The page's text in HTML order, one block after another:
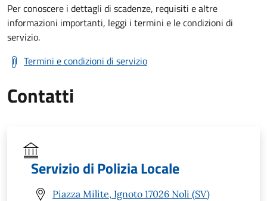
Per conoscere i dettagli di scadenze, requisiti e altre
informazioni importanti, leggi i termini e le condizioni di
servizio.
Termini e condizioni di servizio
Contatti
Servizio di Polizia Locale
Piazza Milite, Ignoto 17026 Noli (SV)